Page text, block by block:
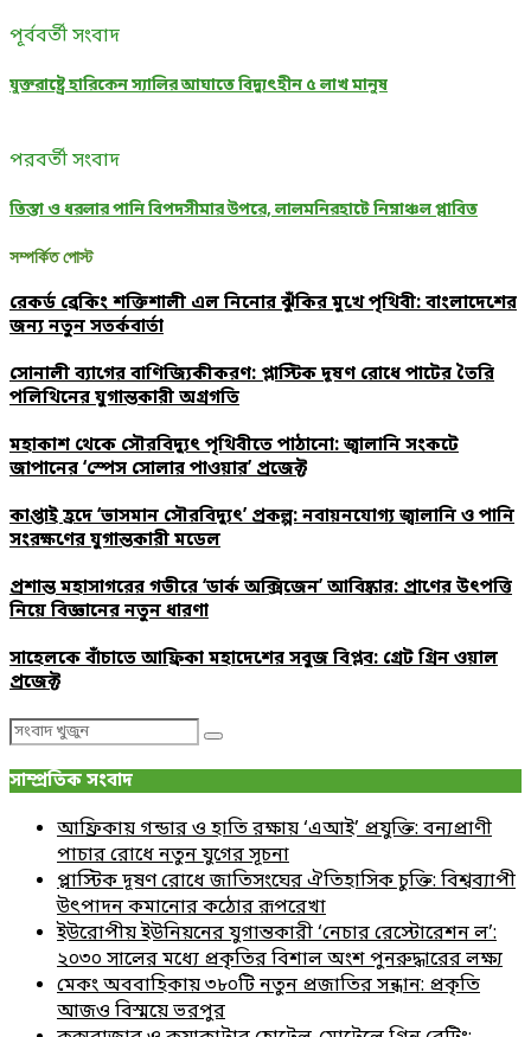
পূর্ববর্তী সংবাদ
যুক্তরাষ্ট্রে হারিকেন স্যালির আঘাতে বিদ্যুৎহীন ৫ লাখ মানুষ
পরবর্তী সংবাদ
তিস্তা ও ধরলার পানি বিপদসীমার উপরে, লালমনিরহাটে নিম্নাঞ্চল প্লাবিত
সম্পর্কিত পোস্ট
রেকর্ড ব্রেকিং শক্তিশালী এল নিনোর ঝুঁকির মুখে পৃথিবী: বাংলাদেশের
জন্য নতুন সতর্কবার্তা
সোনালী ব্যাগের বাণিজ্যিকীকরণ: প্লাস্টিক দূষণ রোধে পাটের তৈরি
পলিথিনের যুগান্তকারী অগ্রগতি
মহাকাশ থেকে সৌরবিদ্যুৎ পৃথিবীতে পাঠানো: জ্বালানি সংকটে
জাপানের ‘স্পেস সোলার পাওয়ার’ প্রজেক্ট
কাপ্তাই হ্রদে ‘ভাসমান সৌরবিদ্যুৎ’ প্রকল্প: নবায়নযোগ্য জ্বালানি ও পানি
সংরক্ষণের যুগান্তকারী মডেল
প্রশান্ত মহাসাগরের গভীরে ‘ডার্ক অক্সিজেন’ আবিষ্কার: প্রাণের উৎপত্তি
নিয়ে বিজ্ঞানের নতুন ধারণা
সাহেলকে বাঁচাতে আফ্রিকা মহাদেশের সবুজ বিপ্লব: গ্রেট গ্রিন ওয়াল
প্রজেক্ট
Search
Search
সাম্প্রতিক সংবাদ
আফ্রিকায় গন্ডার ও হাতি রক্ষায় ‘এআই’ প্রযুক্তি: বন্যপ্রাণী
পাচার রোধে নতুন যুগের সূচনা
প্লাস্টিক দূষণ রোধে জাতিসংঘের ঐতিহাসিক চুক্তি: বিশ্বব্যাপী
উৎপাদন কমানোর কঠোর রূপরেখা
ইউরোপীয় ইউনিয়নের যুগান্তকারী ‘নেচার রেস্টোরেশন ল’:
২০৩০ সালের মধ্যে প্রকৃতির বিশাল অংশ পুনরুদ্ধারের লক্ষ্য
মেকং অববাহিকায় ৩৮০টি নতুন প্রজাতির সন্ধান: প্রকৃতি
আজও বিস্ময়ে ভরপুর